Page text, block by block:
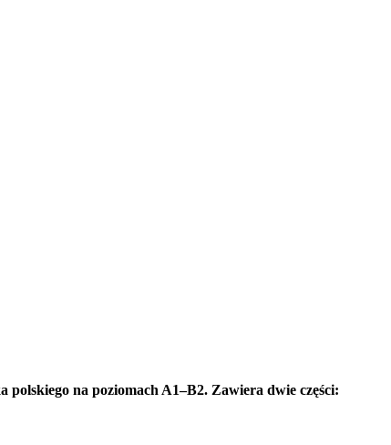
na poziomach A1–B2. Zawiera dwie części: